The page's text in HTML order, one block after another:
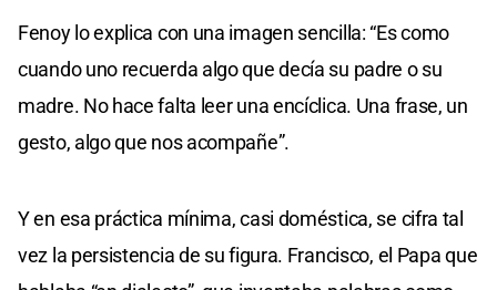
Fenoy lo explica con una imagen sencilla: “Es como
cuando uno recuerda algo que decía su padre o su
madre. No hace falta leer una encíclica. Una frase, un
gesto, algo que nos acompañe”.
Y en esa práctica mínima, casi doméstica, se cifra tal
vez la persistencia de su figura. Francisco, el Papa que